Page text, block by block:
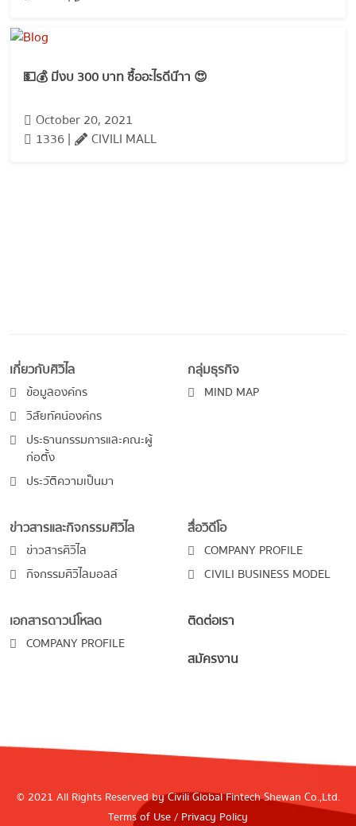
💵💰 มีงบ 300 บาท ซื้ออะไรดีน๊าา 😍
October 20, 2021
1336 |
CIVILI MALL
เกี่ยวกับศิวิไล
ข้อมูลองค์กร
วิสัยทัศน์องค์กร
ประธานกรรมการและคณะผู้
ก่อตั้ง
ประวัติความเป็นมา
กลุ่มธุรกิจ
MIND MAP
ข่าวสารและกิจกรรมศิวิไล
ข่าวสารศิวิไล
กิจกรรมศิวิไลมอลล์
สื่อวิดีโอ
COMPANY PROFILE
CIVILI BUSINESS MODEL
เอกสารดาวน์โหลด
COMPANY PROFILE
ติดต่อเรา
สมัครงาน
© 2021 All Rights Reserved by Civili Global Fintech Shewan Co.,Ltd.
Terms of Use/ Privacy Policy